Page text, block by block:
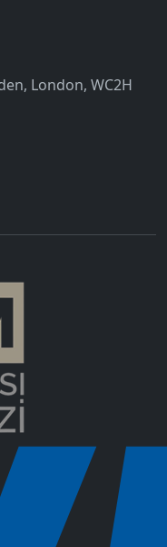
London, WC2H